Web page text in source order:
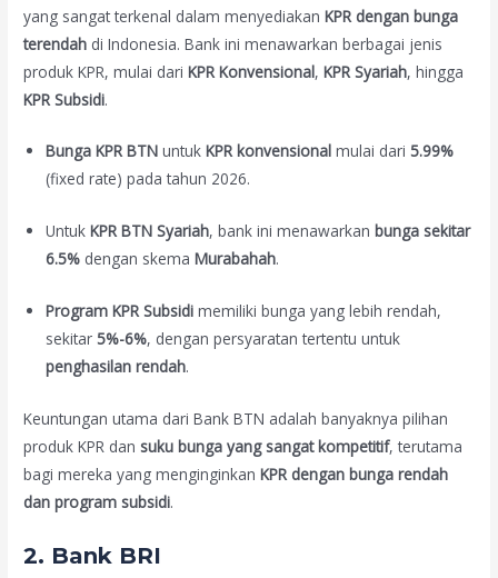
yang sangat terkenal dalam menyediakanKPR dengan bunga
terendah di Indonesia. Bank ini menawarkan berbagai jenis
produk KPR, mulai dariKPR Konvensional,KPR Syariah, hingga
KPR Subsidi.
Bunga KPR BTN untukKPR konvensional mulai dari5.99%
(fixed rate) pada tahun 2026.
UntukKPR BTN Syariah, bank ini menawarkan bunga sekitar
6.5% dengan skemaMurabahah.
Program KPR Subsidi memiliki bunga yang lebih rendah,
sekitar5%-6%, dengan persyaratan tertentu untuk
penghasilan rendah.
Keuntungan utama dari Bank BTN adalah banyaknya pilihan
produk KPR dansuku bunga yang sangat kompetitif, terutama
bagi mereka yang menginginkanKPR dengan bunga rendah
dan program subsidi.
2. Bank BRI